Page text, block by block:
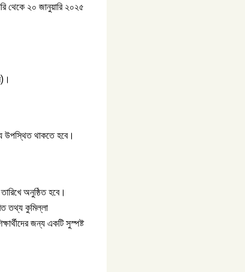
থেকে ২০ জানুয়ারি ২০২৫
উপস্থিত থাকতে হবে।
অনুষ্ঠিত হবে।
তথ্য কুমিল্লা
জন্য একটি সুস্পষ্ট